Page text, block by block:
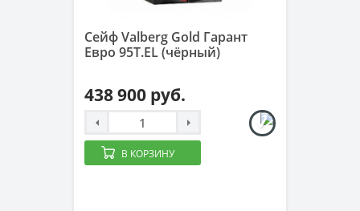
Сейф Valberg Gold Гарант
Евро 95T.EL (чёрный)
438 900 руб.
В КОРЗИНУ